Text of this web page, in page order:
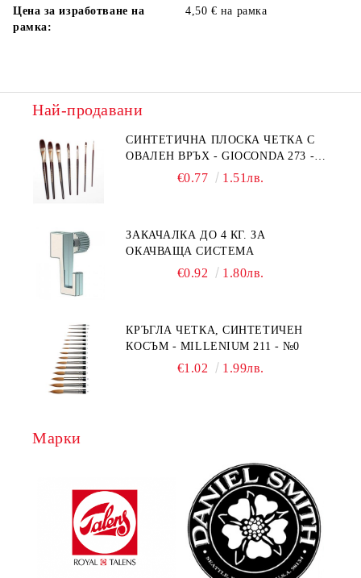
Цена за изработване на
рамка:
4,50 € на рамка
Най-продавани
СИНТЕТИЧНА ПЛОСКА ЧЕТКА С
ОВАЛЕН ВРЪХ - GIOCONDA 273 -
€0.77 1.51лв.
ЗАКАЧАЛКА ДО 4 КГ. ЗА
ОКАЧВАЩА СИСТЕМА
€0.92 1.80лв.
КРЪГЛА ЧЕТКА, СИНТЕТИЧЕН
КОСЪМ - MILLENIUM 211 - №0
€1.02 1.99лв.
Марки